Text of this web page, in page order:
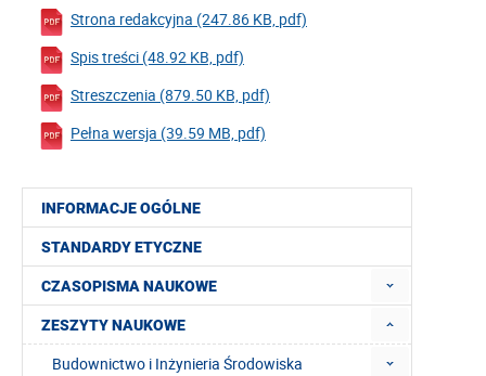
INFORMACJE OGÓLNE
STANDARDY ETYCZNE
CZASOPISMA NAUKOWE
ZESZYTY NAUKOWE
Budownictwo i Inżynieria Środowiska
Strona redakcyjna (247.86 KB, pdf)
Spis treści (48.92 KB, pdf)
Streszczenia (879.50 KB, pdf)
Pełna wersja (39.59 MB, pdf)